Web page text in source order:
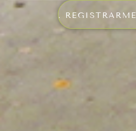
. REGISTRARME